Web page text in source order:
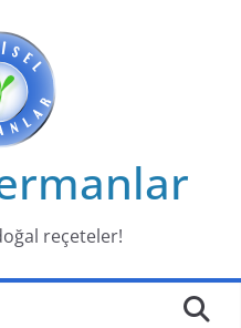
reçeteler!